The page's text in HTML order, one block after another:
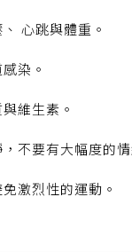
心跳與體重。
染。
維生素。
不要有大幅度的情
激烈性的運動。